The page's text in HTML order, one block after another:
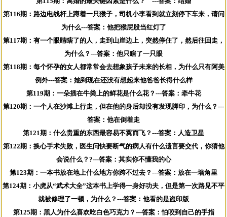
第116期：路边电线杆上蹲着一只猴子，司机小李看到就立刻停下车来，请问
为什么---答案：他把猴屁股当红灯了
第117期：有一个眼睛瞎了的人，走到山崖边上，突然停住了，然后往回走，
为什么？---答案：他只瞎了一只眼
第118期：每个怀孕的女人都常常会去想象孩子未来的长相，为什么只有阿美
例外---答案：她到现在还没有想起来他爸爸长得什么样
第119期：一朵插在牛粪上的鲜花是什么花？---答案：牵牛花
第120期：一个人在沙滩上行走，但在他的身后却没有发现脚印，为什么？---
答案：他在倒着走
第121期：什么贵重的东西最容易不翼而飞？---答案：人造卫星
第122期：换心手术失败，医生问快要断气的病人有什么遗言要交代，你猜他
会说什么？?---答案：其实你不懂我的心
第123期：一本书放在地上什么地方你跨不过去？---答案：放在一墙角里
第124期：小虎从“武术大全”这本书上学得一身好功夫，但是第一次路见不平
就被修理了一顿，为什么？---答案：他看的是盗印版
第125期：黑人为什么喜欢吃白色巧克力？---答案：怕咬到自己的手指